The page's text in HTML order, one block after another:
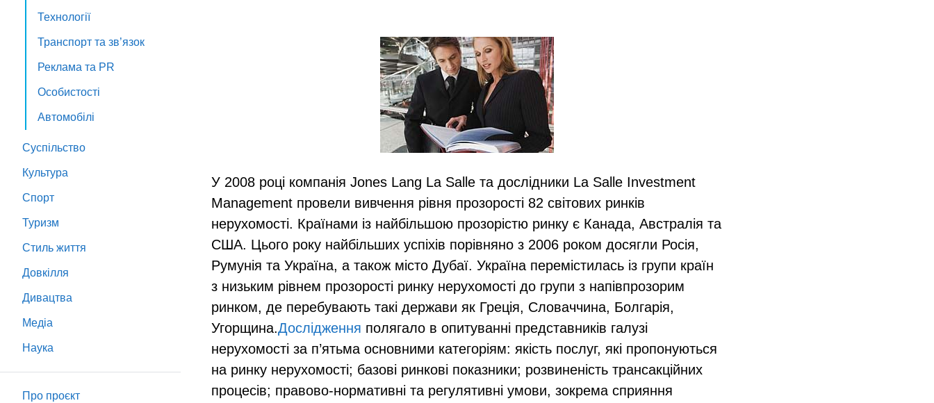
Технології
Транспорт та зв’язок
Реклама та PR
Особистості
Автомобілі
Суспільство
Культура
Спорт
Туризм
Стиль життя
Довкілля
Дивацтва
Медіа
Наука
Про проєкт
У 2008 році компанія Jones Lang La Salle та дослідники La Salle Investment
Management провели вивчення рівня прозорості 82 світових ринків
нерухомості. Країнами із найбільшою прозорістю ринку є Канада, Австралія та
США. Цього року найбільших успіхів порівняно з 2006 роком досягли Росія,
Румунія та Україна, а також місто Дубаї. Україна перемістилась із групи країн
з низьким рівнем прозорості ринку нерухомості до групи з напівпрозорим
ринком, де перебувають такі держави як Греція, Словаччина, Болгарія,
Угорщина.Дослідження полягало в опитуванні представників галузі
нерухомості за п’ятьма основними категоріям: якість послуг, які пропонуються
на ринку нерухомості; базові ринкові показники; розвиненість трансакційних
процесів; правово-нормативні та регулятивні умови, зокрема сприяння